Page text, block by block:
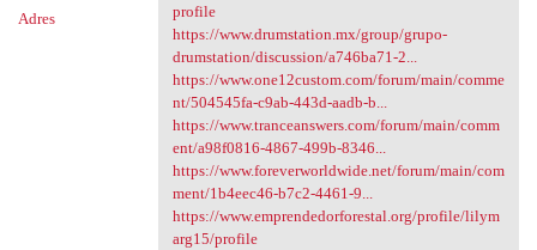
Adres
profile
https://www.drumstation.mx/group/grupo-
drumstation/discussion/a746ba71-2...
https://www.one12custom.com/forum/main/comme
nt/504545fa-c9ab-443d-aadb-b...
https://www.tranceanswers.com/forum/main/comm
ent/a98f0816-4867-499b-8346...
https://www.foreverworldwide.net/forum/main/com
ment/1b4eec46-b7c2-4461-9...
https://www.emprendedorforestal.org/profile/lilym
arg15/profile